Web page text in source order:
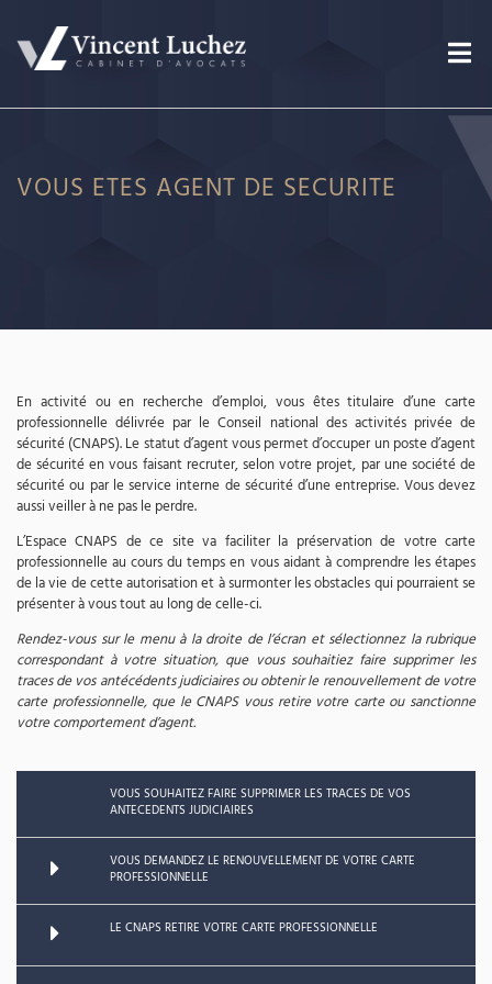
VOUS ETES AGENT DE SECURITE
En activité ou en recherche d’emploi, vous êtes titulaire d’une carte
professionnelle délivrée par le Conseil national des activités privée de
sécurité (CNAPS). Le statut d’agent vous permet d’occuper un poste d’agent
de sécurité en vous faisant recruter, selon votre projet, par une société de
sécurité ou par le service interne de sécurité d’une entreprise. Vous devez
aussi veiller à ne pas le perdre.
L’Espace CNAPS de ce site va faciliter la préservation de votre carte
professionnelle au cours du temps en vous aidant à comprendre les étapes
de la vie de cette autorisation et à surmonter les obstacles qui pourraient se
présenter à vous tout au long de celle-ci.
Rendez-vous sur le menu à la droite de l’écran et sélectionnez la rubrique
correspondant à votre situation, que vous souhaitiez faire supprimer les
traces de vos antécédents judiciaires ou obtenir le renouvellement de votre
carte professionnelle, que le CNAPS vous retire votre carte ou sanctionne
votre comportement d’agent.
VOUS SOUHAITEZ FAIRE SUPPRIMER LES TRACES DE VOS
ANTECEDENTS JUDICIAIRES
VOUS DEMANDEZ LE RENOUVELLEMENT DE VOTRE CARTE
PROFESSIONNELLE
LE CNAPS RETIRE VOTRE CARTE PROFESSIONNELLE